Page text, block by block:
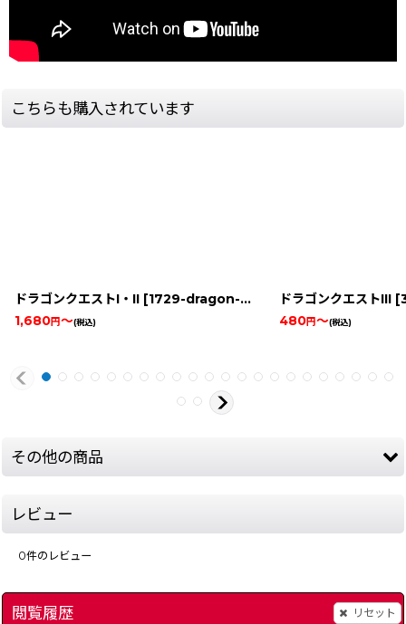
こちらも購入されています
ドラゴンクエストI・II [1729-dragon-quest-1-2-snes ]
1,680円～(税込)
ドラゴンクエストIII [
480円～(税込)
その他の商品
レビュー
0件のレビュー
閲覧履歴 リセット